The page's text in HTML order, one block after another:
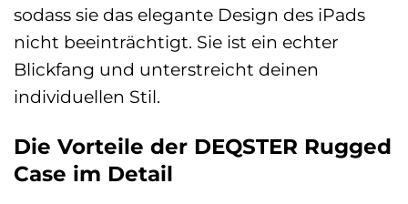
sodass sie das elegante Design des iPads
nicht beeinträchtigt. Sie ist ein echter
Blickfang und unterstreicht deinen
individuellen Stil.
Die Vorteile der DEQSTER Rugged
Case im Detail